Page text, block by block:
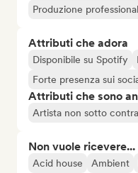
Produzione
Attributi che adora
Disponibile su Spotify
Forte presenza sui
Attributi che sono
Artista non sotto
Non vuole ricevere...
Acid house Ambient